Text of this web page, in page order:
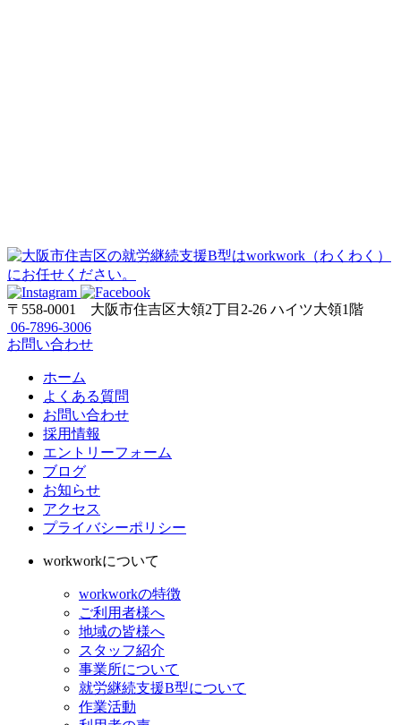
〒558-0001 大阪市住吉区大領2丁目2-26 ハイツ大領1階
06-7896-3006
お問い合わせ
ホーム
よくある質問
お問い合わせ
採用情報
エントリーフォーム
ブログ
お知らせ
アクセス
プライバシーポリシー
workworkについて
workworkの特徴
ご利用者様へ
地域の皆様へ
スタッフ紹介
事業所について
就労継続支援B型について
作業活動